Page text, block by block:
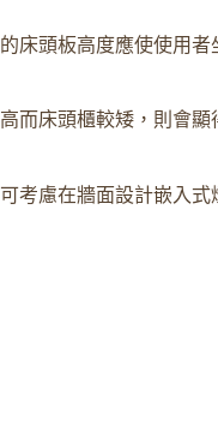
床頭板高度應使使用
而床頭櫃較矮，則會
考慮在牆面設計嵌入